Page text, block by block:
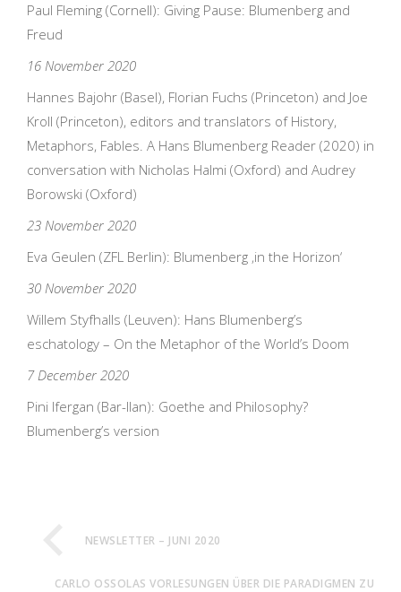
Paul Fleming (Cornell): Giving Pause: Blumenberg and
Freud
16 November 2020
Hannes Bajohr (Basel), Florian Fuchs (Princeton) and Joe
Kroll (Princeton), editors and translators of History,
Metaphors, Fables. A Hans Blumenberg Reader (2020) in
conversation with Nicholas Halmi (Oxford) and Audrey
Borowski (Oxford)
23 November 2020
Eva Geulen (ZFL Berlin): Blumenberg ‚in the Horizon‘
30 November 2020
Willem Styfhalls (Leuven): Hans Blumenberg’s
eschatology – On the Metaphor of the World’s Doom
7 December 2020
Pini Ifergan (Bar-Ilan): Goethe and Philosophy?
Blumenberg’s version
NEWSLETTER – JUNI 2020
CARLO OSSOLAS VORLESUNGEN ÜBER DIE PARADIGMEN ZU